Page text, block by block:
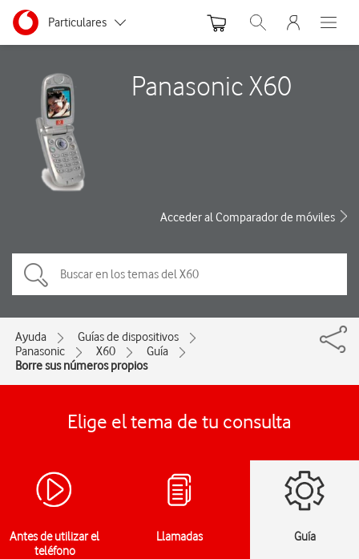
Ir a la pagina principal de vodafone.es
Menu navegación Segmento
Particulares
Pymes
Grandes empresas
y AA.PP.
Abrir buscador. Abre
Abre
Panasonic X60
Acceder al Comparador de móviles
Ayuda
Guías de dispositivos
Panasonic
X60
Guía
Borre sus números propios
Elige el tema de tu consulta
Antes de utilizar el
teléfono
Llamadas Guía